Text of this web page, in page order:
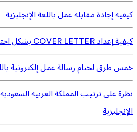
كيفية إجادة مقابلة عمل باللغة الإنجليزية
كيفية إعداد COVER LETTER بشكل احترافي
خمس طرق لختام رسالة عمل إلكترونية
نظرة على ترتيب المملكة العربية
الإنجليزية